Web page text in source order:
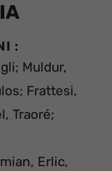
:
Muldur,
Frattesi,
Traoré;
Erlic,